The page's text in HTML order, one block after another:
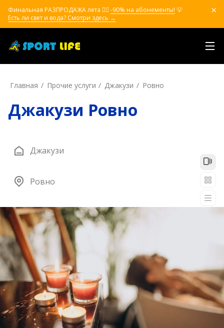
Финальная РАЗПРОДАЖА лета ❤️‍🔥 -90% на абонементы! 💡
Есть ли свет и вода? Смотри здесь →
Главная Прочие услуги Джакузи Ровно
Джакузи Ровно
Джакузи
Ровно